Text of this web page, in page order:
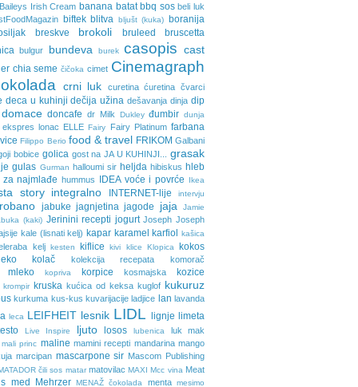
Baileys Irish Cream banana batat bbq sos beli luk
biftek blitva bljušt (kuka)
boranija
breskve brokoli bruleed
bruscetta
bulgur bundeva burek casopis cast
chia seme čičoka cimet Cinemagraph
crni luk curetina ćuretina čvarci
deca u kuhinji dečija užina dešavanja dinja dip
domace doncafe dr Milk Dukley đumbir dunja
ekspres lonac ELLE Fairy Fairy Platinum farbana
Filippo Berio food & travel FRIKOM Galbani
bobice golica gost na JA U KUHINJI... grasak
gulas Gurman halloumi sir heljda hibiskus hleb
za najmlađe hummus IDEA voće i povrće Ikea
story integralno INTERNET-lije intervju
jabuke jagnjetina jagode jaja
Jamie
(kaki) Jerinini recepti jogurt Joseph Joseph
kale (lisnati kelj) kapar karamel karfiol kašica
kelj kesten kiflice kivi klice Klopica
kokos
kolač kolekcija recepata komorač
mleko kopriva korpice kosmajska kozice
krompir kruska kućica od keksa kuglof kukuruz
kurkuma kus-kus kuvarijacije ladjice lan lavanda
leca LEIFHEIT lesnik LIDL lignje limeta
Live Inspire ljuto losos lubenica luk mak
mali princ maline mamini recepti mandarina mango
marcipan mascarpone sir Mascom Publishing
čili sos matar matovilac MAXI Mcc vina Meat
med Mehrzer MENAŽ čokolada menta mesimo